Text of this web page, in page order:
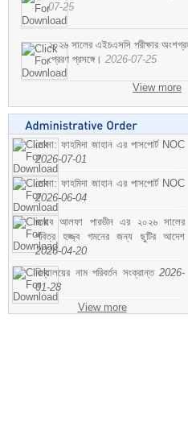
07-25
২০২৬ সালের এইচএসসি পরীক্ষার
প্রেরণ প্রসঙ্গে। 2026-07-25
View more
মোসা: ফাহমিদা জাহান এর পাসপোর্ট NOC
2026-07-01
মোসা: ফাহমিদা জাহান এর পাসপোর্ট NOC
2026-06-04
জনাব আলফা পারভীন এর ২০২৬ সালের
পবিত্র হজ্জ্ব গমনের জন্য ছুটির আদেশ
2026-04-20
বিদ্যালয়ের নাম পরিবর্তন সংক্রান্ত 2026-
01-28
View more